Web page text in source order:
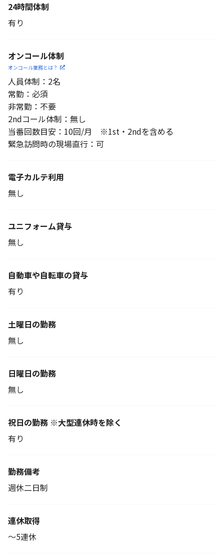
24時間体制
有り
オンコール体制
オンコール業務とは？
人員体制：2名
常勤：必須
非常勤：不要
2ndコール体制：無し
当番回数目安：10回/月 ※1st・2ndを含める
緊急訪問時の現場直行：可
電子カルテ利用
無し
ユニフォーム貸与
無し
自動車や自転車の貸与
有り
土曜日の勤務
無し
日曜日の勤務
無し
祝日の勤務 ※大型連休時を除く
有り
勤務備考
週休二日制
連休取得
～5連休